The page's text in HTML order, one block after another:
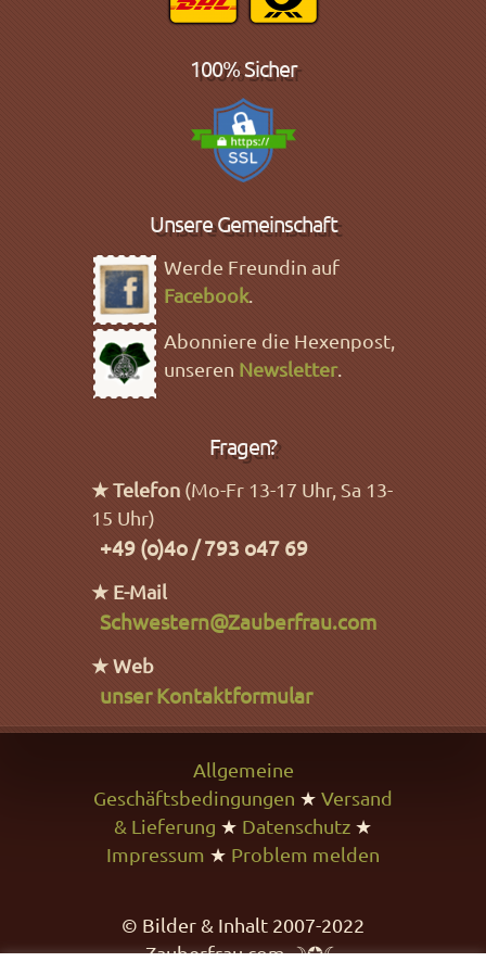
100% Sicher
Unsere Gemeinschaft
Werde Freundin auf
Facebook.
Abonniere die Hexenpost,
unseren Newsletter.
Fragen?
★ Telefon (Mo-Fr 13-17 Uhr, Sa 13-
15 Uhr)
+49 (o)4o / 793 o47 69
★ E-Mail
Schwestern@Zauberfrau.com
★ Web
unser Kontaktformular
Allgemeine
Geschäftsbedingungen ★ Versand
& Lieferung ★ Datenschutz ★
Impressum ★ Problem melden
© Bilder & Inhalt 2007-2022
Zauberfrau.com ☽✪☾